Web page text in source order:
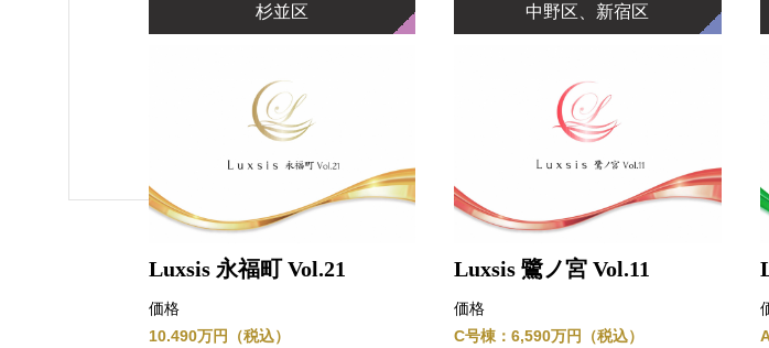
杉並区
Luxsis 永福町 Vol.21
価格
10.490万円（税込）
中野区、新宿区
Luxsis 鷺ノ宮 Vol.11
価格
C号棟：6,590万円（税込）